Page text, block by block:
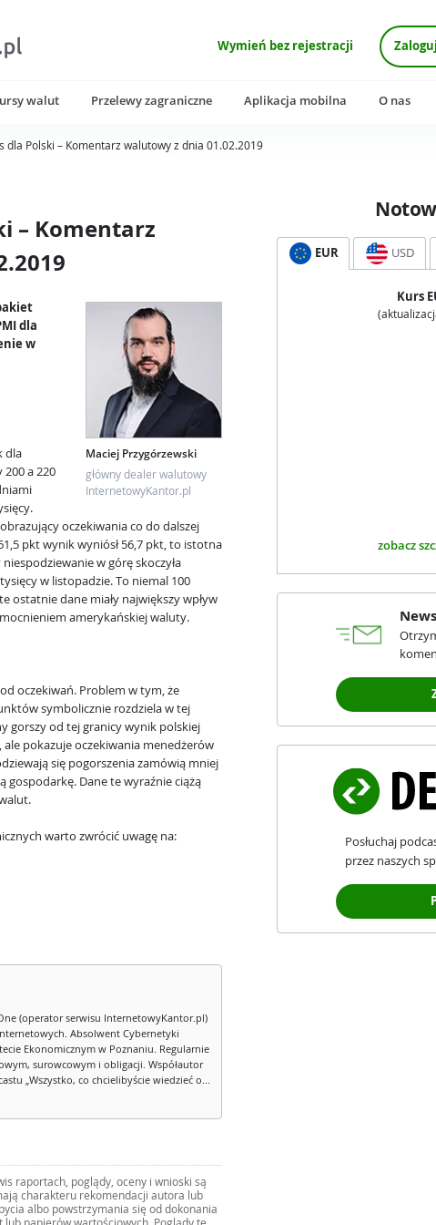
Wymień bez rejestracji
walut Przelewy zagraniczne Aplikacja mobilna O nas
dla Polski – Komentarz walutowy z dnia 01.02.2019
– Komentarz
Maciej Przygórzewski
główny dealer walutowy
InternetowyKantor.pl
dla
w
dla
a 220
oczekiwania co do dalszej
pkt wynik wyniósł 56,7 pkt, to istotna
w górę skoczyła
w listopadzie. To niemal 100
ostatnie dane miały największy wpływ
amerykańskiej waluty.
oczekiwań. Problem w tym, że
symbolicznie rozdziela w tej
gorszy od tej granicy wynik polskiej
pokazuje oczekiwania menedżerów
się pogorszenia zamówią mniej
gospodarkę. Dane te wyraźnie ciążą
warto zwrócić uwagę na:
(operator serwisu InternetowyKantor.pl)
Absolwent Cybernetyki
Ekonomicznym w Poznaniu. Regularnie
surowcowym i obligacji. Współautor
„Wszystko, co chcielibyście wiedzieć o...
raportach, poglądy, oceny i wnioski są
charakteru rekomendacji autora lub
albo powstrzymania się od dokonania
EUR USD
Kurs
zobacz
Posłuchaj
przez naszych